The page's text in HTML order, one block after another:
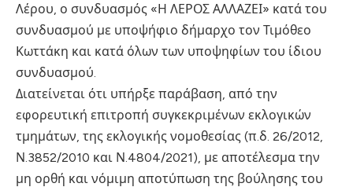
Λέρου, ο συνδυασμός «Η ΛΕΡΟΣ ΑΛΛΑΖΕΙ» κατά του
συνδυασμού με υποψήφιο δήμαρχο τον Τιμόθεο
Κωττάκη και κατά όλων των υποψηφίων του ίδιου
συνδυασμού.
Διατείνεται ότι υπήρξε παράβαση, από την
εφορευτική επιτροπή συγκεκριμένων εκλογικών
τμημάτων, της εκλογικής νομοθεσίας (π.δ. 26/2012,
Ν.3852/2010 και Ν.4804/2021), με αποτέλεσμα την
μη ορθή και νόμιμη αποτύπωση της βούλησης του